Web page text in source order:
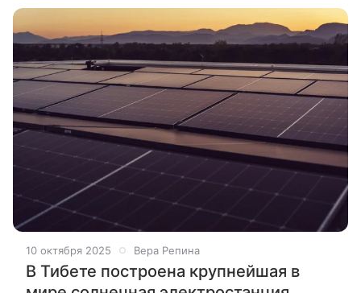
10 октября 2025 Вера Репина
В Тибете построена крупнейшая в